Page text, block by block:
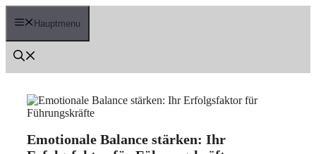
Zum
Inhalt Hauptmenu
Emotionale Balance stärken: Ihr